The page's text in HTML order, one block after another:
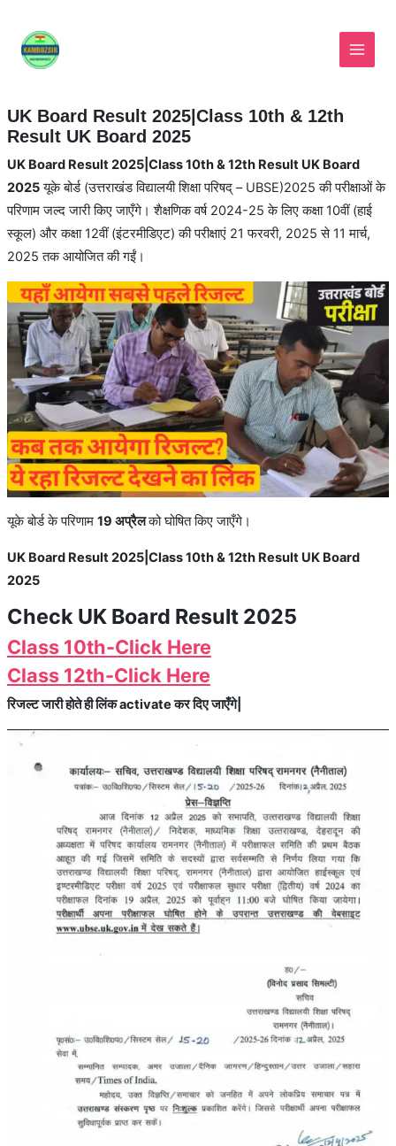
content
UK Board Result 2025|Class 10th & 12th
Result UK Board 2025
UK Board Result 2025|Class 10th & 12th Result UK Board
2025यूके बोर्ड (उत्तराखंड विद्यालयी शिक्षा परिषद् – UBSE)2025 की परीक्षाओं के
परिणाम जल्द जारी किए जाएँगे। शैक्षणिक वर्ष 2024-25 के लिए कक्षा 10वीं (हाई
स्कूल) और कक्षा 12वीं (इंटरमीडिएट) की परीक्षाएं 21 फरवरी, 2025 से 11 मार्च,
2025 तक आयोजित की गईं।
यूके बोर्ड के परिणाम 19 अप्रैलको घोषित किए जाएँगे।
UK Board Result 2025|Class 10th & 12th Result UK Board
2025
Check UK Board Result 2025
Class 10th-Click Here
Class 12th-Click Here
रिजल्ट जारी होते ही लिंक activate कर दिए जाएँगे|